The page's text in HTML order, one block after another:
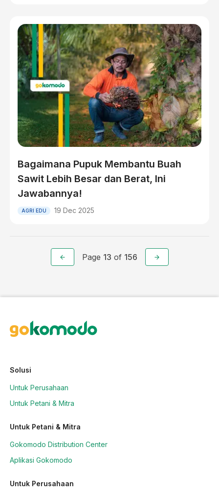
Bagaimana Pupuk Membantu Buah
Sawit Lebih Besar dan Berat, Ini
Jawabannya!
AGRI EDU 19 Dec 2025
Page 13 of 156
Solusi
Untuk Perusahaan
Untuk Petani & Mitra
Untuk Petani & Mitra
Gokomodo Distribution Center
Aplikasi Gokomodo
Untuk Perusahaan